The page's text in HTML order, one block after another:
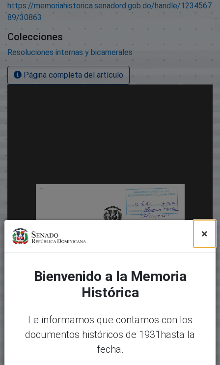
https://memoriahistorica.senadord.gob.do/handle/1234567
89/30863
Colecciones
Resoluciones internas y bicamerales
Página completa del artículo
×
Bienvenido a la Memoria
Histórica
Le informamos que contamos con los
documentos históricos de 1931hasta la
fecha.